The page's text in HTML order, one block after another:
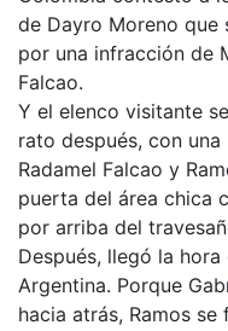
de Dayro Moreno que
por una infracción de
Falcao.
Y el elenco visitante
rato después, con
Radamel Falcao y
puerta del área chica
por arriba del
Después, llegó la
Argentina. Porque
hacia atrás, Ramos